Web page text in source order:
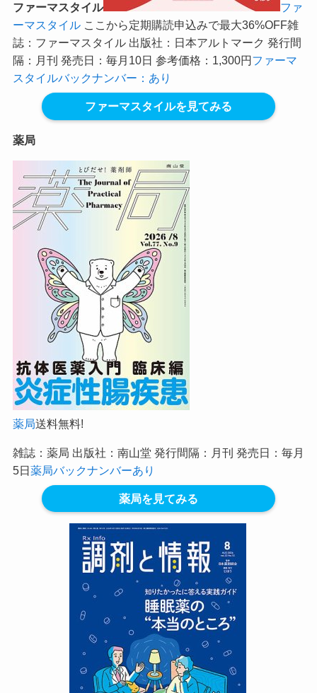
ファーマスタイル
ファ
ーマスタイル ここから定期購読申込みで最大36%OFF雑
誌：ファーマスタイル 出版社：日本アルトマーク 発行間
隔：月刊 発売日：毎月10日 参考価格：1,300円 ファーマ
スタイルバックナンバー：あり
ファーマスタイルを見てみる
薬局
薬局送料無料!
雑誌：薬局 出版社：南山堂 発行間隔：月刊 発売日：毎月
5日薬局バックナンバーあり
薬局を見てみる